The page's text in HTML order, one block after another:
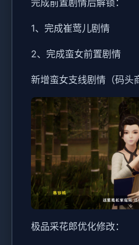
完成前置剧情后解锁：
1、完成崔莺儿剧情
2、完成蛮女前置剧情
新增蛮女支线剧情（码头
极品采花郎优化修改：